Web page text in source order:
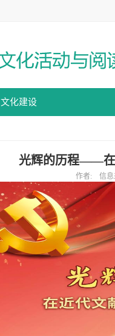
文化建设
光辉的历程——在
作者: 信息